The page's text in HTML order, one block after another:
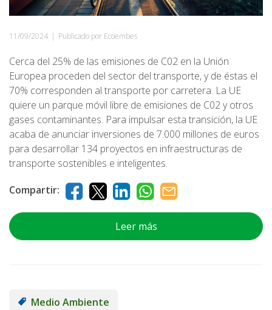
11/09/2024 | Publicado por Ecoembes
Cerca del 25% de las emisiones de C02 en la Unión
Europea proceden del sector del transporte, y de éstas el
70% corresponden al transporte por carretera. La UE
quiere un parque móvil libre de emisiones de C02 y otros
gases contaminantes. Para impulsar esta transición, la UE
acaba de anunciar inversiones de 7.000 millones de euros
para desarrollar 134 proyectos en infraestructuras de
transporte sostenibles e inteligentes.
Compartir:
Leer más
Medio Ambiente